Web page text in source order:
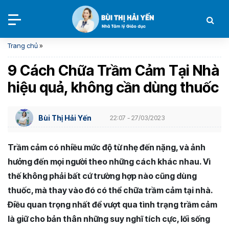
Trang chủ»
9 Cách Chữa Trầm Cảm Tại Nhà
hiệu quả, không cần dùng thuốc
Bùi Thị Hải Yến 22:07 - 27/03/2023
Trầm cảm có nhiều mức độ từ nhẹ đến nặng, và ảnh
hưởng đến mọi người theo những cách khác nhau. Vì
thế không phải bất cứ trường hợp nào cũng dùng
thuốc, mà thay vào đó có thể chữa trầm cảm tại nhà.
Điều quan trọng nhất để vượt qua tình trạng trầm cảm
là giữ cho bản thân những suy nghĩ tích cực, lối sống